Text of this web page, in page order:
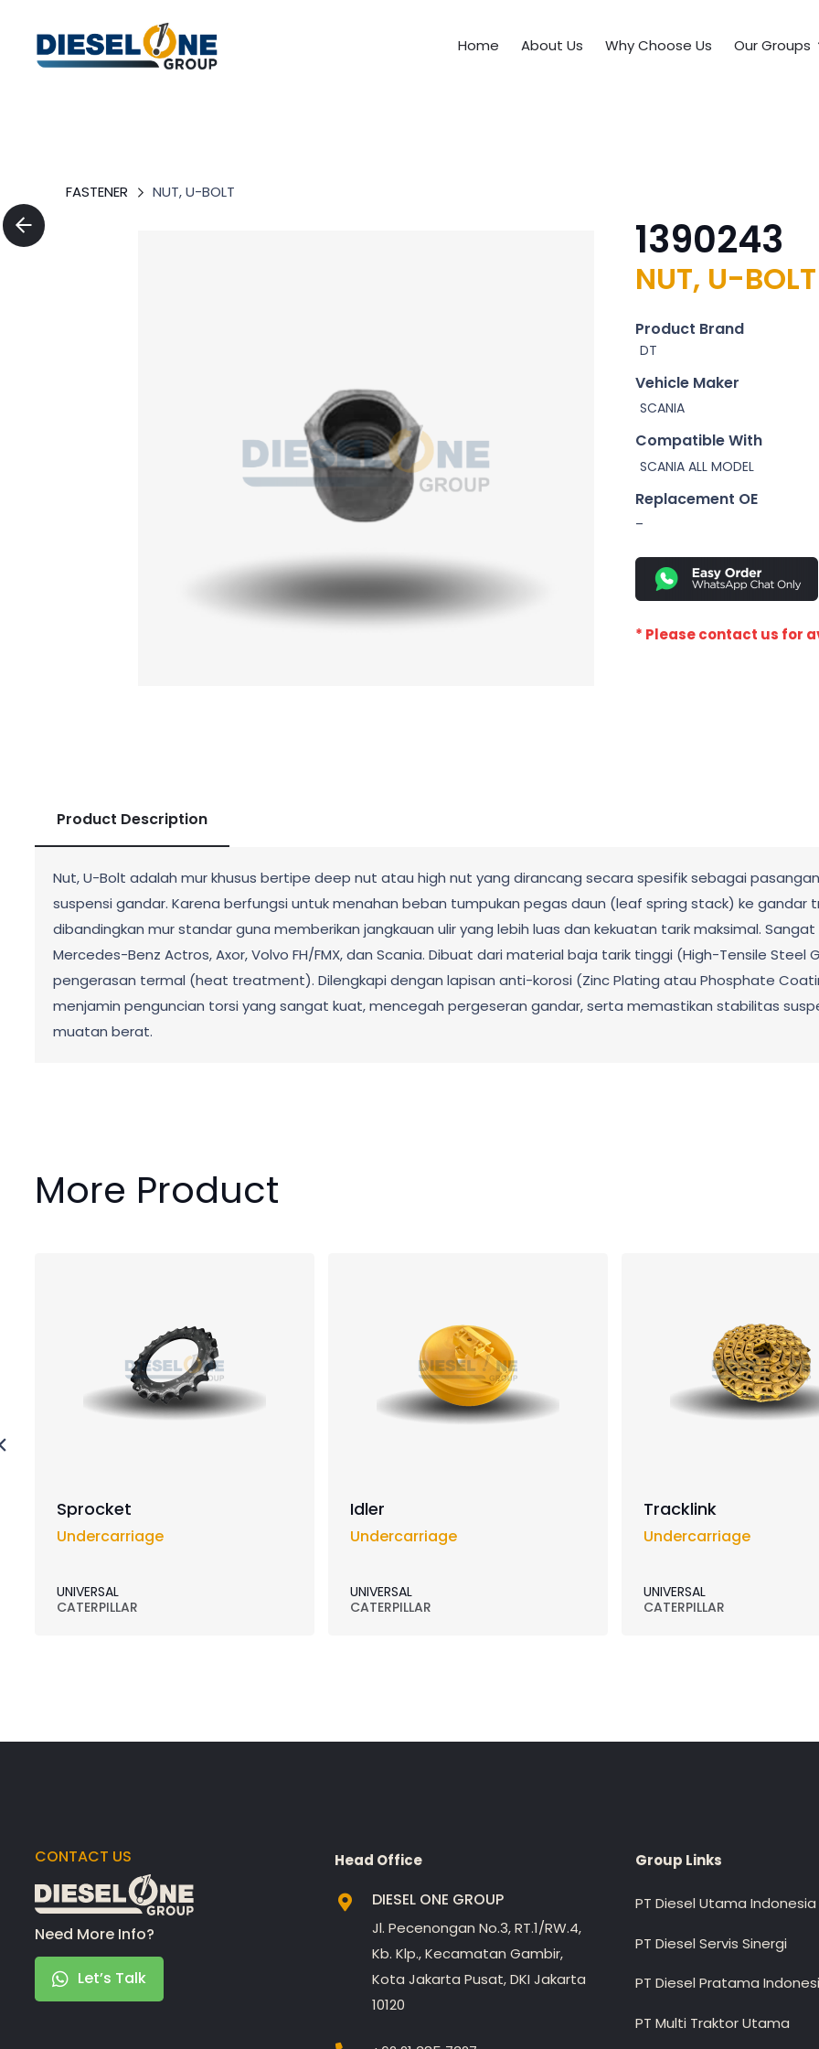
Home About Us Why Choose Us Our Groups
FASTENER NUT, U-BOLT
1390243
NUT, U-BOLT
Product Brand
DT
Vehicle Maker
SCANIA
Compatible With
SCANIA ALL MODEL
Replacement OE
–
* Please contact us for
Product Description
Nut, U-Bolt adalah mur khusus bertipe deep nut atau high nut yang dirancang secara spesifik sebagai
suspensi gandar. Karena berfungsi untuk menahan beban tumpukan pegas daun (leaf spring stack) ke gandar
dibandingkan mur standar guna memberikan jangkauan ulir yang lebih luas dan kekuatan tarik maksimal.
Mercedes-Benz Actros, Axor, Volvo FH/FMX, dan Scania. Dibuat dari material baja tarik tinggi (High-Tensile Steel
pengerasan termal (heat treatment). Dilengkapi dengan lapisan anti-korosi (Zinc Plating atau Phosphate
menjamin penguncian torsi yang sangat kuat, mencegah pergeseran gandar, serta memastikan stabilitas
muatan berat.
More Product
Sprocket
Undercarriage
UNIVERSAL
CATERPILLAR
Idler
Undercarriage
UNIVERSAL
CATERPILLAR
Tracklink
Undercarriage
UNIVERSAL
CATERPILLAR
CONTACT US
Need More Info?
Let’s Talk
Head Office
DIESEL ONE GROUP
Jl. Pecenongan No.3, RT.1/RW.4,
Kb. Klp., Kecamatan Gambir,
Kota Jakarta Pusat, DKI Jakarta
10120
Group Links
PT Diesel Utama Indonesia
PT Diesel Servis Sinergi
PT Diesel Pratama
PT Multi Traktor Utama